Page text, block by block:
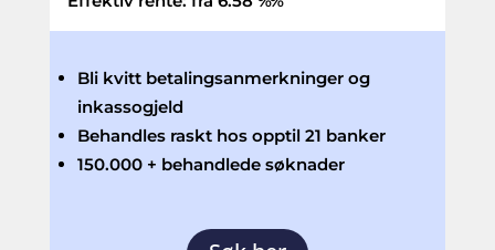
Bli kvitt betalingsanmerkninger og
inkassogjeld
Behandles raskt hos opptil 21 banker
150.000 + behandlede søknader